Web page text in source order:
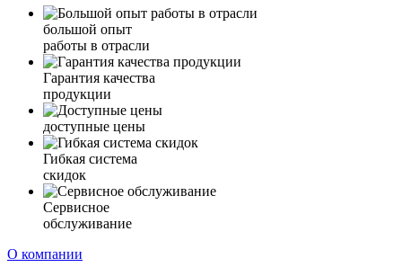
большой опыт
работы в отрасли
Гарантия качества
продукции
доступные цены
Гибкая система
скидок
Сервисное
обслуживание
О компании